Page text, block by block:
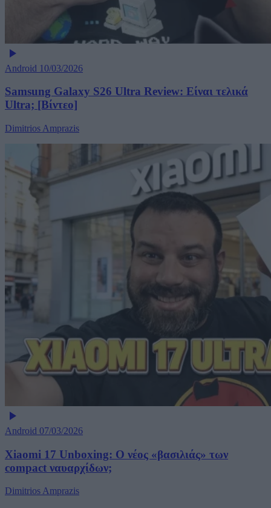
Android 10/03/2026
Samsung Galaxy S26 Ultra Review: Είναι τελικά
Ultra; [Βίντεο]
Dimitrios Amprazis
Android 07/03/2026
Xiaomi 17 Unboxing: Ο νέος «βασιλιάς» των
compact ναυαρχίδων;
Dimitrios Amprazis